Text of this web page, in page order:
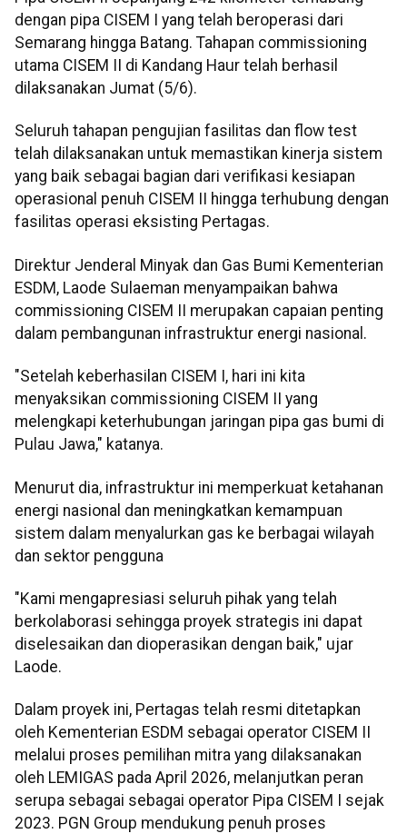
dengan pipa CISEM I yang telah beroperasi dari
Semarang hingga Batang. Tahapan commissioning
utama CISEM II di Kandang Haur telah berhasil
dilaksanakan Jumat (5/6).
Seluruh tahapan pengujian fasilitas dan flow test
telah dilaksanakan untuk memastikan kinerja sistem
yang baik sebagai bagian dari verifikasi kesiapan
operasional penuh CISEM II hingga terhubung dengan
fasilitas operasi eksisting Pertagas.
Direktur Jenderal Minyak dan Gas Bumi Kementerian
ESDM, Laode Sulaeman menyampaikan bahwa
commissioning CISEM II merupakan capaian penting
dalam pembangunan infrastruktur energi nasional.
"Setelah keberhasilan CISEM I, hari ini kita
menyaksikan commissioning CISEM II yang
melengkapi keterhubungan jaringan pipa gas bumi di
Pulau Jawa," katanya.
Menurut dia, infrastruktur ini memperkuat ketahanan
energi nasional dan meningkatkan kemampuan
sistem dalam menyalurkan gas ke berbagai wilayah
dan sektor pengguna
"Kami mengapresiasi seluruh pihak yang telah
berkolaborasi sehingga proyek strategis ini dapat
diselesaikan dan dioperasikan dengan baik," ujar
Laode.
Dalam proyek ini, Pertagas telah resmi ditetapkan
oleh Kementerian ESDM sebagai operator CISEM II
melalui proses pemilihan mitra yang dilaksanakan
oleh LEMIGAS pada April 2026, melanjutkan peran
serupa sebagai sebagai operator Pipa CISEM I sejak
2023. PGN Group mendukung penuh proses